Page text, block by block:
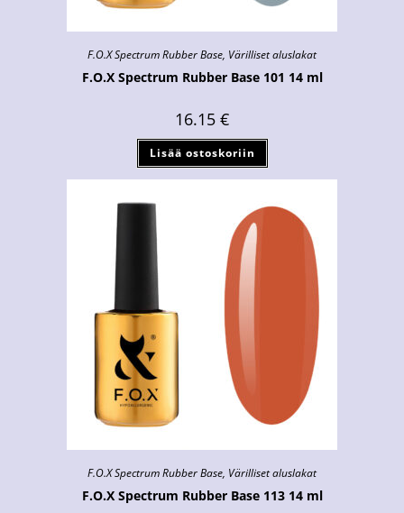
F.O.X Spectrum Rubber Base, Värilliset aluslakat
F.O.X Spectrum Rubber Base 101 14 ml
16.15 €
Lisää ostoskoriin
F.O.X Spectrum Rubber Base, Värilliset aluslakat
F.O.X Spectrum Rubber Base 113 14 ml